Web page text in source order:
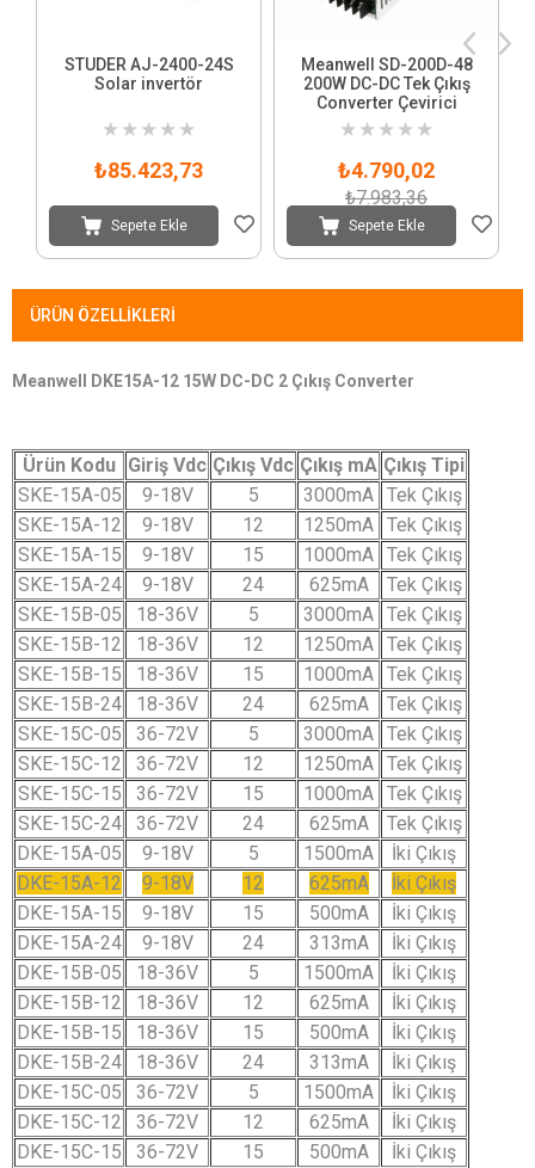
STUDER AJ-2400-24S
Solar invertör
★ ★ ★ ★ ★
₺85.423,73
Sepete Ekle
Meanwell SD-200D-48
200W DC-DC Tek Çıkış
Converter Çevirici
★ ★ ★ ★ ★
₺4.790,02
₺7.983,36
Sepete Ekle
ÜRÜN ÖZELLIKLERI
Meanwell DKE15A-12 15W DC-DC 2 Çıkış Converter
Ürün Kodu Giriş Vdc Çıkış Vdc Çıkış mA Çıkış Tipi
SKE-15A-05
9-18V 5 3000mA Tek Çıkış
SKE-15A-12
9-18V 12 1250mA Tek Çıkış
SKE-15A-15
9-18V 15 1000mA Tek Çıkış
SKE-15A-24
9-18V 24 625mA
Tek Çıkış
SKE-15B-05
18-36V 5 3000mA Tek Çıkış
SKE-15B-12
18-36V 12 1250mA Tek Çıkış
SKE-15B-15
18-36V 15 1000mA Tek Çıkış
SKE-15B-24
18-36V 24 625mA
Tek Çıkış
SKE-15C-05
36-72V 5 3000mA Tek Çıkış
SKE-15C-12
36-72V 12 1250mA Tek Çıkış
SKE-15C-15
36-72V 15 1000mA Tek Çıkış
SKE-15C-24
36-72V 24 625mA
Tek Çıkış
DKE-15A-05
9-18V 5 1500mA
İki Çıkış
DKE-15A-12
9-18V 12 625mA
İki Çıkış
DKE-15A-15
9-18V 15 500mA
İki Çıkış
DKE-15A-24
9-18V 24 313mA
İki Çıkış
DKE-15B-05
18-36V 5 1500mA
İki Çıkış
DKE-15B-12
18-36V 12 625mA
İki Çıkış
DKE-15B-15
18-36V 15 500mA
İki Çıkış
DKE-15B-24
18-36V 24 313mA
İki Çıkış
DKE-15C-05
36-72V 5 1500mA
İki Çıkış
DKE-15C-12
36-72V 12 625mA
İki Çıkış
DKE-15C-15
36-72V 15 500mA
İki Çıkış